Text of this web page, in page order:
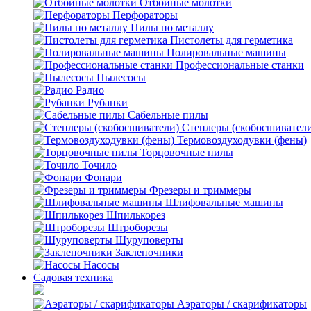
Отбойные молотки
Перфораторы
Пилы по металлу
Пистолеты для герметика
Полировальные машины
Профессиональные станки
Пылесосы
Радио
Рубанки
Сабельные пилы
Степлеры
Термовоздуходувки (фены)
Торцовочные пилы
Точило
Фонари
Фрезеры и триммеры
Шлифовальные машины
Шпилькорез
Штроборезы
Шуруповерты
Заклепочники
Насосы
Садовая техника
Аэраторы / скарификаторы